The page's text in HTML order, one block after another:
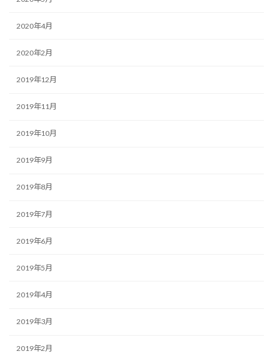
2020年4月
2020年2月
2019年12月
2019年11月
2019年10月
2019年9月
2019年8月
2019年7月
2019年6月
2019年5月
2019年4月
2019年3月
2019年2月